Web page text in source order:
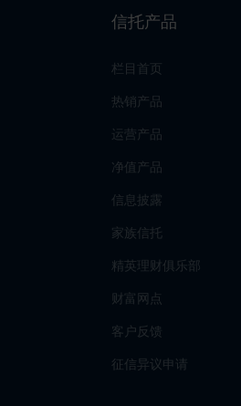
信托产品
栏目首页
热销产品
运营产品
净值产品
信息披露
家族信托
精英理财俱乐部
财富网点
客户反馈
征信异议申请